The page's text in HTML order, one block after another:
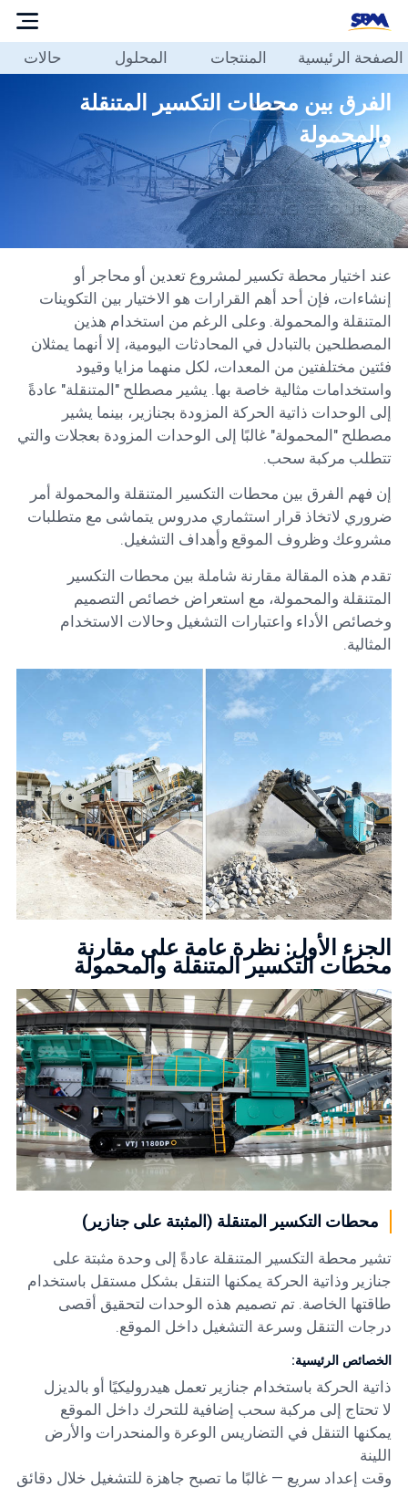
الصفحة
الرئيسية
المنتجات
المحلول
حالات
مدونة
حولنا
الاتصال
بنا
العربية
الصفحة الرئيسية المنتجات المحلول حالات
الفرق بين محطات التكسير المتنقلة
والمحمولة
عند اختيار محطة تكسير لمشروع تعدين أو محاجر أو
إنشاءات، فإن أحد أهم القرارات هو الاختيار بين التكوينات
المتنقلة والمحمولة. وعلى الرغم من استخدام هذين
المصطلحين بالتبادل في المحادثات اليومية، إلا أنهما يمثلان
فئتين مختلفتين من المعدات، لكل منهما مزايا وقيود
واستخدامات مثالية خاصة بها. يشير مصطلح "المتنقلة" عادةً
إلى الوحدات ذاتية الحركة المزودة بجنازير، بينما يشير
مصطلح "المحمولة" غالبًا إلى الوحدات المزودة بعجلات والتي
تتطلب مركبة سحب.
إن فهم الفرق بين محطات التكسير المتنقلة والمحمولة أمر
ضروري لاتخاذ قرار استثماري مدروس يتماشى مع متطلبات
مشروعك وظروف الموقع وأهداف التشغيل.
تقدم هذه المقالة مقارنة شاملة بين محطات التكسير
المتنقلة والمحمولة، مع استعراض خصائص التصميم
وخصائص الأداء واعتبارات التشغيل وحالات الاستخدام
المثالية.
الجزء الأول: نظرة عامة على مقارنة
محطات التكسير المتنقلة والمحمولة
محطات التكسير المتنقلة (المثبتة على جنازير)
تشير محطة التكسير المتنقلة عادةً إلى وحدة مثبتة على
جنازير وذاتية الحركة يمكنها التنقل بشكل مستقل باستخدام
طاقتها الخاصة. تم تصميم هذه الوحدات لتحقيق أقصى
درجات التنقل وسرعة التشغيل داخل الموقع.
الخصائص الرئيسية:
ذاتية الحركة باستخدام جنازير تعمل هيدروليكيًا أو بالديزل
لا تحتاج إلى مركبة سحب إضافية للتحرك داخل الموقع
يمكنها التنقل في التضاريس الوعرة والمنحدرات والأرض
اللينة
وقت إعداد سريع — غالبًا ما تصبح جاهزة للتشغيل خلال دقائق